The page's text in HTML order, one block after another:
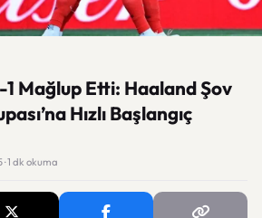
1 Mağlup Etti: Haaland Şov
Hızlı Başlangıç
1 dk okuma